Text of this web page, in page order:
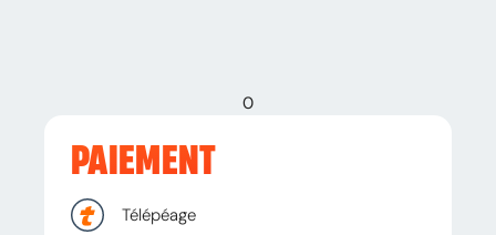
0
PAIEMENT
Télépéage